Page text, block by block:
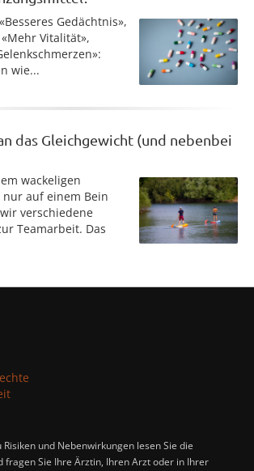
Gedächtnis»,
Vitalität»,
wie...
das Gleichgewicht (und nebenbei
wackeligen
auf einem Bein
verschiedene
Teamarbeit. Das
und Nebenwirkungen lesen Sie die
fragen Sie Ihre Ärztin, Ihren Arzt oder in Ihrer